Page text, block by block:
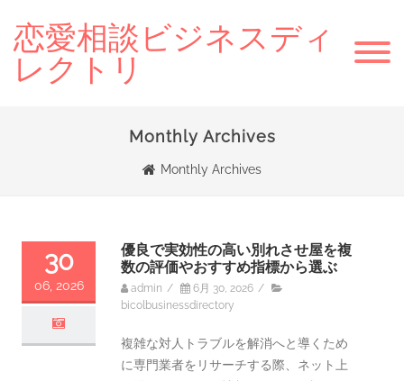
恋愛相談ビジネスディ
レクトリ
Monthly Archives
Monthly Archives
30
06, 2026
優良で実効性の高い別れさせ屋を複
数の評価やおすすめ指標から選ぶ
admin / 6月 30, 2026 /
bicolbusinessdirectory
複雑な対人トラブルを解消へと導くため
に専門業者をリサーチする際、ネット上